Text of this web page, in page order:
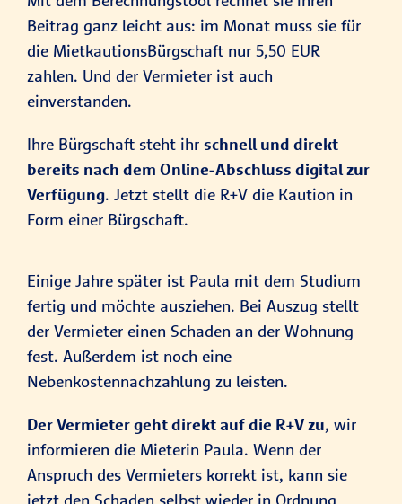
Beitrag ganz leicht aus: im Monat muss sie für
die MietkautionsBürgschaft nur 5,50 EUR
zahlen. Und der Vermieter ist auch
einverstanden.
Ihre Bürgschaft steht ihr schnell und direkt
bereits nach dem Online-Abschluss digital zur
Verfügung. Jetzt stellt die R+V die Kaution in
Form einer Bürgschaft.
Einige Jahre später ist Paula mit dem Studium
fertig und möchte ausziehen. Bei Auszug stellt
der Vermieter einen Schaden an der Wohnung
fest. Außerdem ist noch eine
Nebenkostennachzahlung zu leisten.
Der Vermieter geht direkt auf die R+V zu, wir
informieren die Mieterin Paula. Wenn der
Anspruch des Vermieters korrekt ist, kann sie
jetzt den Schaden selbst wieder in Ordnung